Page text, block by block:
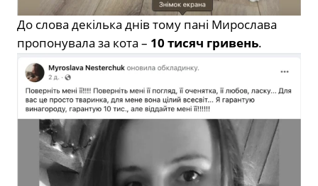
До слова декілька днів тому пані Мирослава
пропонувала за кота – 10 тисяч гривень.